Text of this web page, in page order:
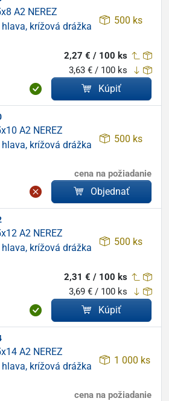
A2 NEREZ
krížová drážka
500 ks
2,27 € / 100 ks
3,63 € / 100 ks
Kúpiť
A2 NEREZ
krížová drážka
500 ks
cena na požiadanie
Objednať
A2 NEREZ
krížová drážka
500 ks
2,31 € / 100 ks
3,69 € / 100 ks
Kúpiť
A2 NEREZ
krížová drážka
1 000 ks
cena na požiadanie